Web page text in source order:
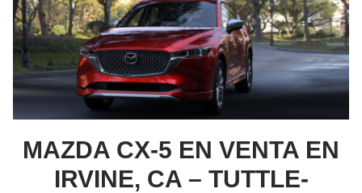
MAZDA CX-5 EN VENTA EN
IRVINE, CA – TUTTLE-